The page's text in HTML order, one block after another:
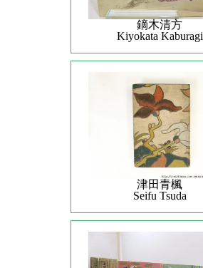
鏑木清方
Kiyokata Kaburagi
津田青楓
Seifu Tsuda